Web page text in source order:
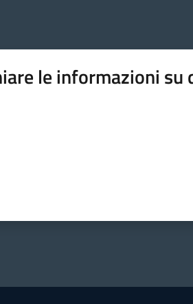
le informazioni su